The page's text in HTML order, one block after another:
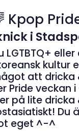
Kpop
i
LGTBTQ+
kultur
att dricka
Pride veckan
på lite
Du
eget ^-^